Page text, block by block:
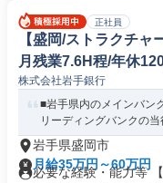
正社員
【盛岡/ストラクチ
月残業7.6H程/年休
チャードファイナンス
株式会社岩手銀行
■岩手県内のメインバン
リーディングバンクの当
岩手県盛岡市
月給35万円～60万円
必要な経験・能力等